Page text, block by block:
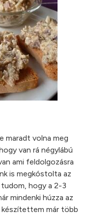
maradt volna meg
van rá négylábú
ami feldolgozásra
is megkóstolta az
hogy a 2-3
mindenki húzza az
készítettem már több